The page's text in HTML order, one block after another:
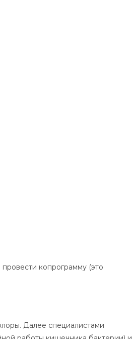
копрограмму (это
Далее специалистами